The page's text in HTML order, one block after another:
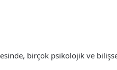
birçok psikolojik ve